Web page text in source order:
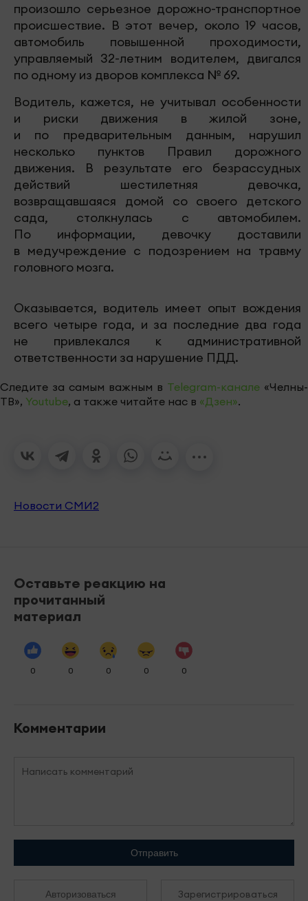
произошло серьезное дорожно-транспортное
происшествие. В этот вечер, около 19 часов,
автомобиль повышенной проходимости,
управляемый 32-летним водителем, двигался
по одному из дворов комплекса № 69.
Водитель, кажется, не учитывал особенности
и риски движения в жилой зоне,
и по предварительным данным, нарушил
несколько пунктов Правил дорожного
движения. В результате его безрассудных
действий шестилетняя девочка,
возвращавшаяся домой со своего детского
сада, столкнулась с автомобилем.
По информации, девочку доставили
в медучреждение с подозрением на травму
головного мозга.
Оказывается, водитель имеет опыт вождения
всего четыре года, и за последние два года
не привлекался к административной
ответственности за нарушение ПДД.
Следите за самым важным в Telegram-канале «Челны-
ТВ», Youtube, а также читайте нас в «Дзен».
Новости СМИ2
Оставьте реакцию на
прочитанный
материал
0 0 0 0 0
Комментарии
Отправить
Авторизоваться Зарегистрироваться